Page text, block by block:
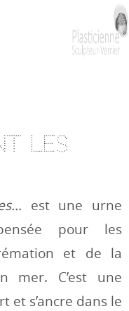
les
est une urne
pour les
et de la
mer. C’est une
s’ancre dans le